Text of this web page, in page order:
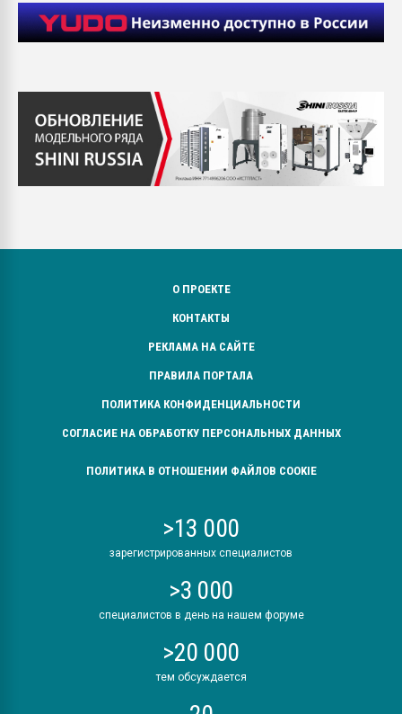
О ПРОЕКТЕ
КОНТАКТЫ
РЕКЛАМА НА САЙТЕ
ПРАВИЛА ПОРТАЛА
ПОЛИТИКА КОНФИДЕНЦИАЛЬНОСТИ
СОГЛАСИЕ НА ОБРАБОТКУ ПЕРСОНАЛЬНЫХ ДАННЫХ
ПОЛИТИКА В ОТНОШЕНИИ ФАЙЛОВ COOKIE
>13 000
зарегистрированных специалистов
>3 000
специалистов в день на нашем форуме
>20 000
тем обсуждается